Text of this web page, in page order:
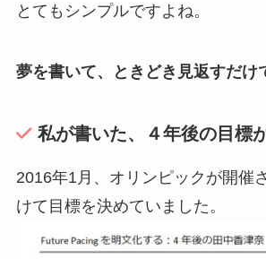
とてもシンプルですよね。
夢を書いて、ときどき見返すだけ
私が書いた、４年後の目標
2016年1月、オリンピックが開催
けて目標を決めていました。